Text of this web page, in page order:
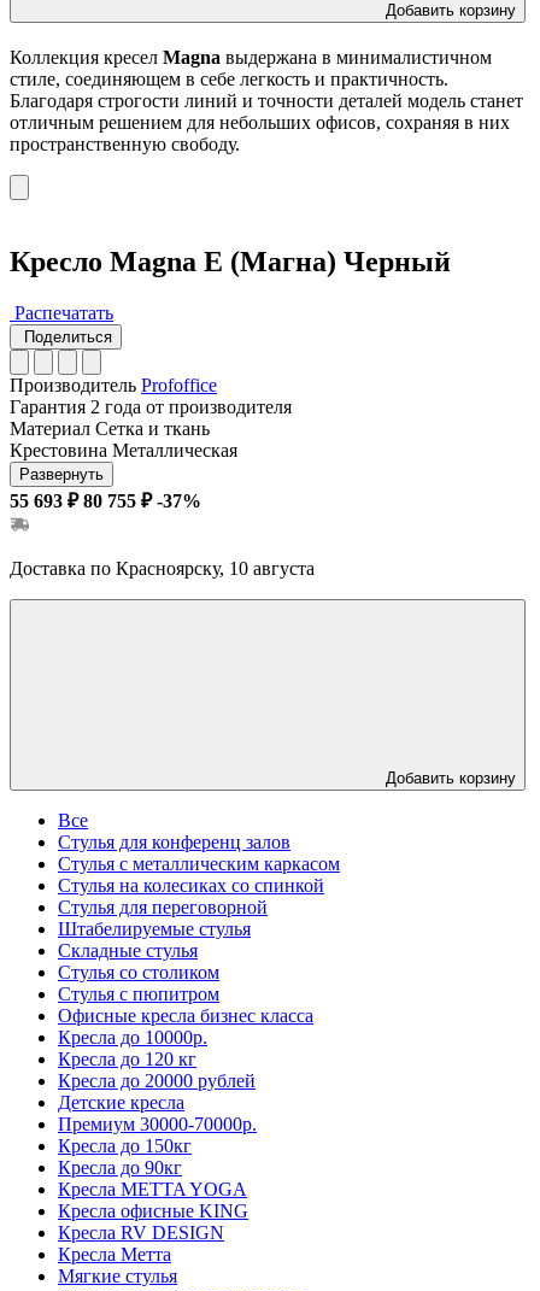
Добавить корзину
Коллекция кресел Magna выдержана в минималистичном
стиле, соединяющем в себе легкость и практичность.
Благодаря строгости линий и точности деталей модель станет
отличным решением для небольших офисов, сохраняя в них
пространственную свободу.
Кресло Magna E (Магна) Черный
Распечатать
Поделиться
Производитель Profoffice
Гарантия 2 года от производителя
Материал Сетка и ткань
Крестовина Металлическая
Развернуть
55 693 ₽ 80 755 ₽ -37%
Доставка по Красноярску, 10 августа
Добавить корзину
Все
Стулья для конференц залов
Стулья с металлическим каркасом
Стулья на колесиках со спинкой
Стулья для переговорной
Штабелируемые стулья
Складные стулья
Стулья со столиком
Стулья с пюпитром
Офисные кресла бизнес класса
Кресла до 10000р.
Кресла до 120 кг
Кресла до 20000 рублей
Детские кресла
Премиум 30000-70000р.
Кресла до 150кг
Кресла до 90кг
Кресла METTA YOGA
Кресла офисные KING
Кресла RV DESIGN
Кресла Метта
Мягкие стулья